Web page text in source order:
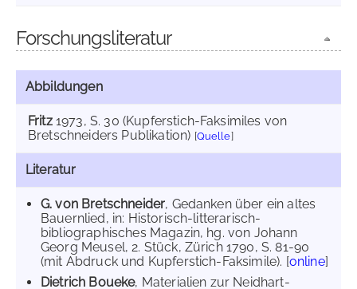
Forschungsliteratur
Abbildungen
Fritz1973, S. 30 (Kupferstich-Faksimiles von
Bretschneiders Publikation) [Quelle]
Literatur
G. von Bretschneider, Gedanken über ein altes
Bauernlied, in: Historisch-litterarisch-
bibliographisches Magazin, hg. von Johann
Georg Meusel, 2. Stück, Zürich 1790, S. 81-90
(mit Abdruck und Kupferstich-Faksimile). [online]
Dietrich Boueke, Materialien zur Neidhart-